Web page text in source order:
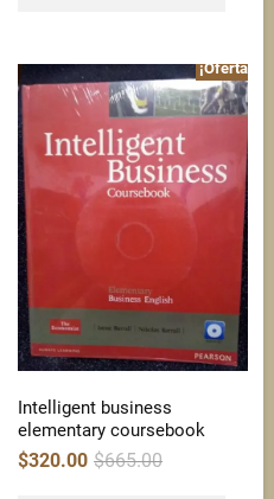
¡Oferta!
Intelligent business
elementary coursebook
$665.00Original
$320.00
Current